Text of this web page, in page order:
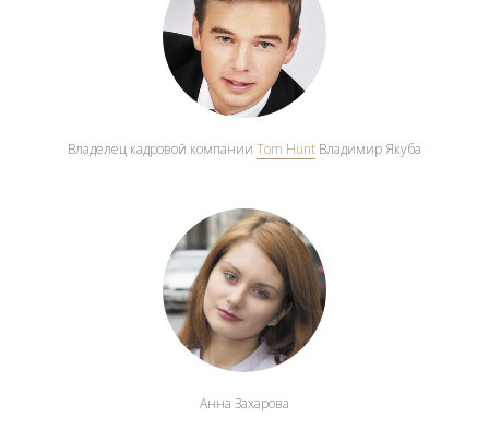
Владелец кадровой компании Tom Hunt Владимир Якуба
Анна Захарова